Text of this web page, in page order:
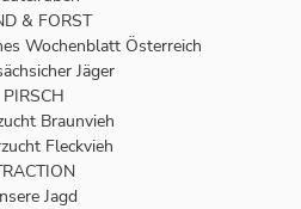
& FORST
Wochenblatt Österreich
Jäger
PIRSCH
Braunvieh
Fleckvieh
Jagd